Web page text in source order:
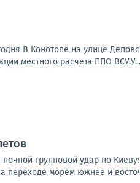
В Конотопе на улице
местного расчета ППО ВСУ.У...
групповой удар по
переходе морем южнее и